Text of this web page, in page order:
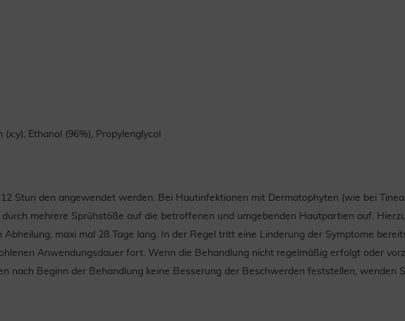
Ethanol (96%), Propylenglycol
Stun den angewendet werden. Bei Hautinfektionen mit Dermatophyten (wie bei
mehrere Sprühstöße auf die betroffenen und umgebenden Hautpartien auf.
maxi mal 28 Tage lang. In der Regel tritt eine Linderung der Symptome
Anwendungsdauer fort. Wenn die Behandlung nicht regelmäßig erfolgt oder
nach Beginn der Behandlung keine Besserung der Beschwerden feststellen, wenden